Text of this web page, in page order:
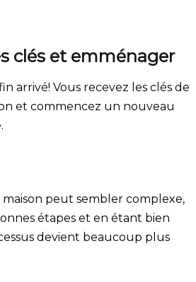
clés et emménager
arrivé! Vous recevez les clés de
et commencez un nouveau
peut sembler complexe,
étapes et en étant bien
devient beaucoup plus